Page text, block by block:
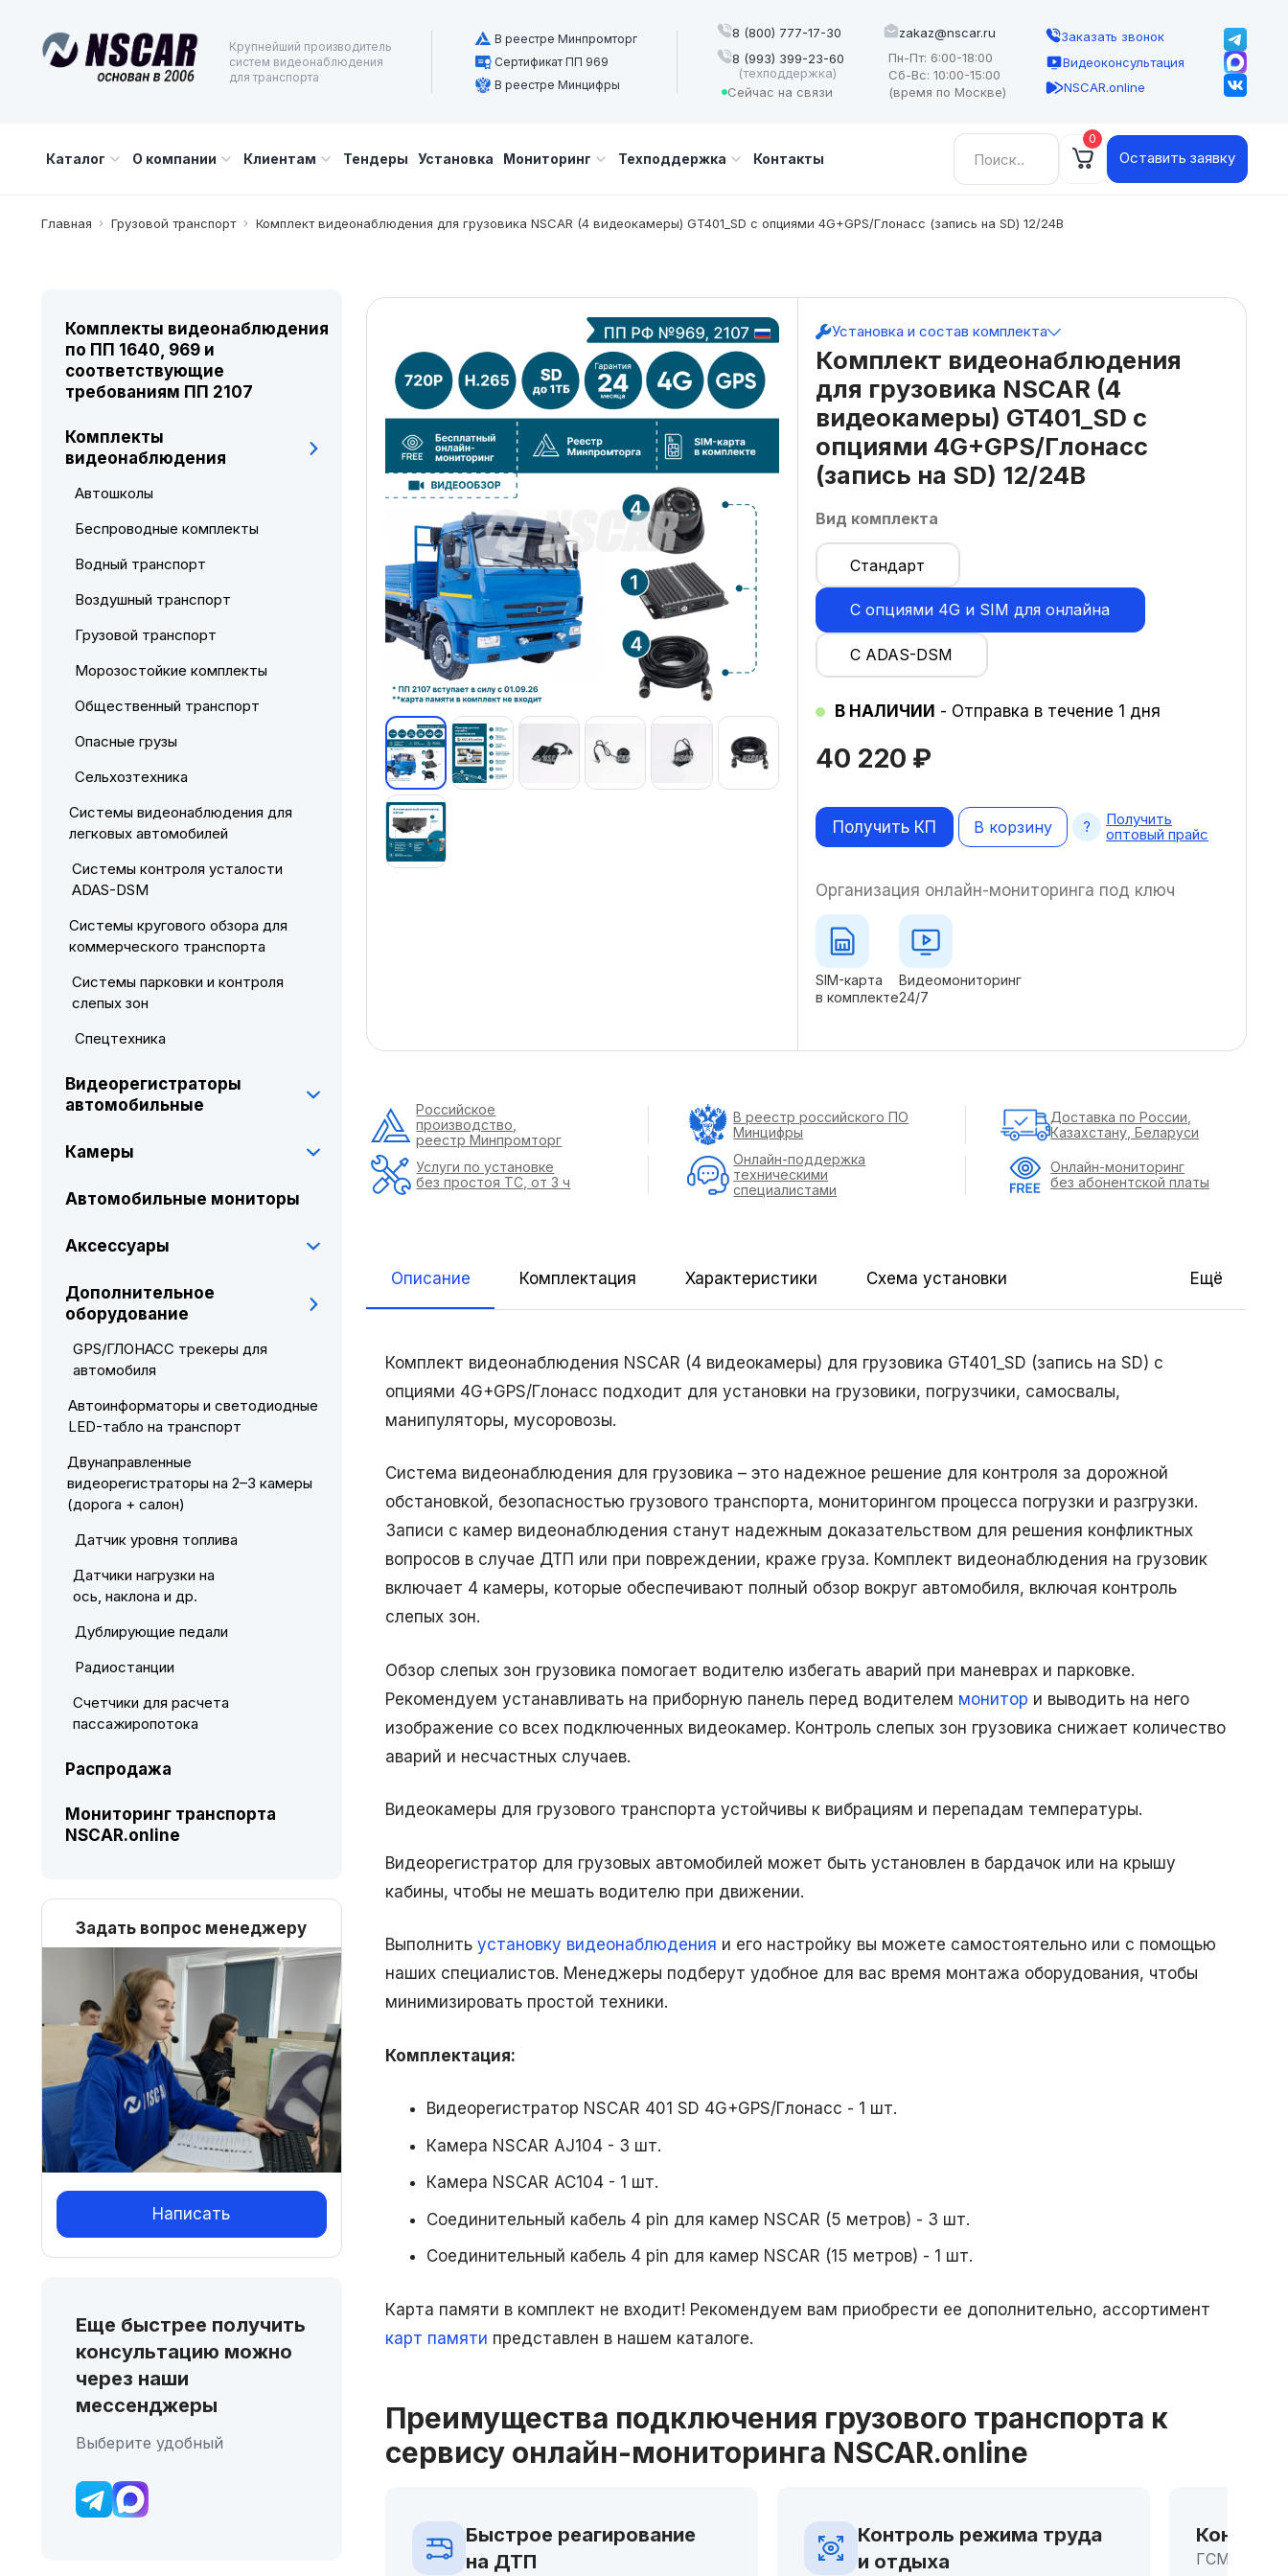
Крупнейший производитель
систем видеонаблюдения
для транспорта
В реестре Минпромторг
Сертификат ПП 969
В реестре Минцифры
8 (800) 777-17-30
8 (993) 399-23-60
(техподдержка)
Сейчас на связи
zakaz@nscar.ru
Пн-Пт: 6:00-18:00
Сб-Вс: 10:00-15:00
(время по Москве)
Заказать звонок
Видеоконсультация
NSCAR.online
Каталог О компании Клиентам Тендеры Установка Мониторинг Техподдержка Контакты
Найти: 0
Оставить заявку
Главная Грузовой транспорт Комплект видеонаблюдения для грузовика NSCAR (4 видеокамеры) GT401_SD с опциями 4G+GPS/Глонасс (запись на SD) 12/24В
Комплект видеонаблюдения
для грузовика NSCAR (4
видеокамеры) GT401_SD с
опциями 4G+GPS/Глонасс
(запись на SD) 12/24В
40 220 ₽
Вид комплекта
Стандарт
С опциями 4G и SIM для онлайна
С ADAS-DSM
В НАЛИЧИИ - Отправка в течение 1 дня
Установка и состав комплекта
В корзину
Получить КП
Получить
оптовый прайс
Организация онлайн-мониторинга под ключ
SIM-карта
в комплекте
Видеомониторинг
24/7
Описание Комплектация Характеристики Схема установки Ещё
Комплект видеонаблюдения NSCAR (4 видеокамеры) для грузовика GT401_SD (запись на SD) с
опциями 4G+GPS/Глонасс подходит для установки на грузовики, погрузчики, самосвалы,
манипуляторы, мусоровозы.
Система видеонаблюдения для грузовика – это надежное решение для контроля за дорожной
обстановкой, безопасностью грузового транспорта, мониторингом процесса погрузки и разгрузки.
Записи с камер видеонаблюдения станут надежным доказательством для решения конфликтных
вопросов в случае ДТП или при повреждении, краже груза. Комплект видеонаблюдения на грузовик
включает 4 камеры, которые обеспечивают полный обзор вокруг автомобиля, включая контроль
слепых зон.
Обзор слепых зон грузовика помогает водителю избегать аварий при маневрах и парковке.
Рекомендуем устанавливать на приборную панель перед водителем монитор и выводить на него
изображение со всех подключенных видеокамер. Контроль слепых зон грузовика снижает количество
аварий и несчастных случаев.
Видеокамеры для грузового транспорта устойчивы к вибрациям и перепадам температуры.
Видеорегистратор для грузовых автомобилей может быть установлен в бардачок или на крышу
кабины, чтобы не мешать водителю при движении.
Выполнитьустановку видеонаблюдения и его настройку вы можете самостоятельно или с помощью
наших специалистов. Менеджеры подберут удобное для вас время монтажа оборудования, чтобы
минимизировать простой техники.
Комплектация:
Видеорегистратор NSCAR 401 SD 4G+GPS/Глонасс - 1 шт.
Камера NSCAR AJ104 - 3 шт.
Камера NSCAR AC104 - 1 шт.
Соединительный кабель 4 pin для камер NSCAR (5 метров) - 3 шт.
Соединительный кабель 4 pin для камер NSCAR (15 метров) - 1 шт.
Карта памяти в комплект не входит! Рекомендуем вам приобрести ее дополнительно, ассортимент
карт памяти представлен в нашем каталоге.
Преимущества подключения грузового транспорта к
сервису онлайн-мониторинга NSCAR.online
Контроль режима труда
и отдыха
Контроль расхода топлива
ГСМ – одна из самых значительных
Российское
производство,
реестр Минпромторг
В реестр российского ПО
Минцифры
Доставка по России,
Казахстану, Беларуси
Услуги по установке
без простоя ТС, от 3 ч
Онлайн-поддержка
техническими
специалистами
Онлайн-мониторинг
без абонентской платы
Комплекты видеонаблюдения
по ПП 1640, 969 и
соответствующие
требованиям ПП 2107
Комплекты
видеонаблюдения
Автошколы
Беспроводные комплекты
Водный транспорт
Воздушный транспорт
Грузовой транспорт
Морозостойкие комплекты
Общественный транспорт
Опасные грузы
Сельхозтехника
Системы видеонаблюдения для
легковых автомобилей
Системы контроля усталости
ADAS-DSM
Системы кругового обзора для
коммерческого транспорта
Системы парковки и контроля
слепых зон
Спецтехника
Видеорегистраторы
автомобильные
Камеры
Автомобильные мониторы
Аксессуары
Дополнительное
оборудование
GPS/ГЛОНАСС трекеры для
автомобиля
Автоинформаторы и светодиодные
LED-табло на транспорт
Двунаправленные
видеорегистраторы на 2–3 камеры
(дорога + салон)
Датчик уровня топлива
Датчики нагрузки на
ось, наклона и др.
Дублирующие педали
Радиостанции
Счетчики для расчета
пассажиропотока
Распродажа
Мониторинг транспорта
NSCAR.online
Задать вопрос менеджеру
Написать
Еще быстрее получить
консультацию можно
через наши
мессенджеры
Выберите удобный